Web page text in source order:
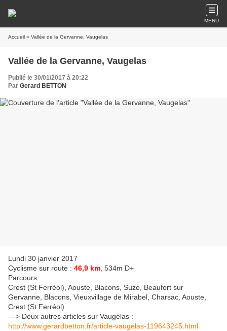
MENU
Accueil » Vallée de la Gervanne, Vaugelas
Vallée de la Gervanne, Vaugelas
Publié le 30/01/2017 à 20:22
Par Gerard BETTON
Lundi 30 janvier 2017
Cyclisme sur route : 46,9 km , 534m D+
Parcours :
Crest (St Ferréol), Aouste, Blacons, Suze, Beaufort sur
Gervanne, Blacons, Vieuxvillage de Mirabel, Charsac, Aouste,
Crest (St Ferréol)
---> Deux autres articles sur Vaugelas :
http://www.gerardbetton.fr/article-vaugelas-119643245.html